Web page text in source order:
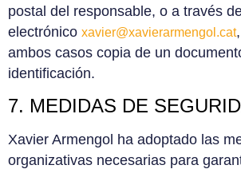
postal del responsable, o a través
electrónico xavier@xavierarmengol.cat
ambos casos copia de un
identificación.
7. MEDIDAS DE
Xavier Armengol ha adoptado las
organizativas necesarias para